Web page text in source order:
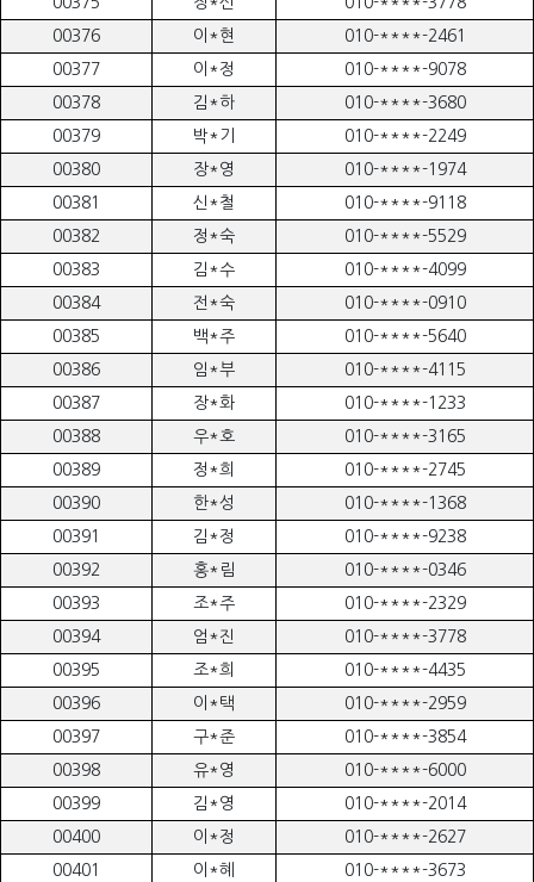
00376
이*현
010-****-2461
00377
이*정
010-****-9078
00378
김*하
010-****-3680
00379
박*기
010-****-2249
00380
장*영
010-****-1974
00381
신*철
010-****-9118
00382
정*숙
010-****-5529
00383
김*수
010-****-4099
00384
전*숙
010-****-0910
00385
백*주
010-****-5640
00386
임*부
010-****-4115
00387
장*화
010-****-1233
00388
우*호
010-****-3165
00389
정*희
010-****-2745
00390
한*성
010-****-1368
00391
김*정
010-****-9238
00392
홍*림
010-****-0346
00393
조*주
010-****-2329
00394
엄*진
010-****-3778
00395
조*희
010-****-4435
00396
이*택
010-****-2959
00397
구*준
010-****-3854
00398
유*영
010-****-6000
00399
김*영
010-****-2014
00400
이*정
010-****-2627
00401
이*혜
010-****-3673